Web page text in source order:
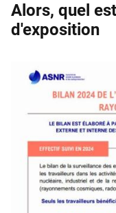
Alors, quel
d'exposition